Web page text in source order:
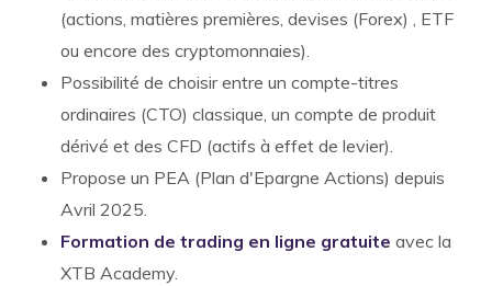
(actions, matières premières, devises (Forex) , ETF
ou encore des cryptomonnaies).
Possibilité de choisir entre un compte-titres
ordinaires (CTO) classique, un compte de produit
dérivé et des CFD (actifs à effet de levier).
Propose un PEA (Plan d'Epargne Actions) depuis
Avril 2025.
Formation de trading en ligne gratuite avec la
XTB Academy.